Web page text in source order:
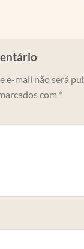
e-mail não será
com *